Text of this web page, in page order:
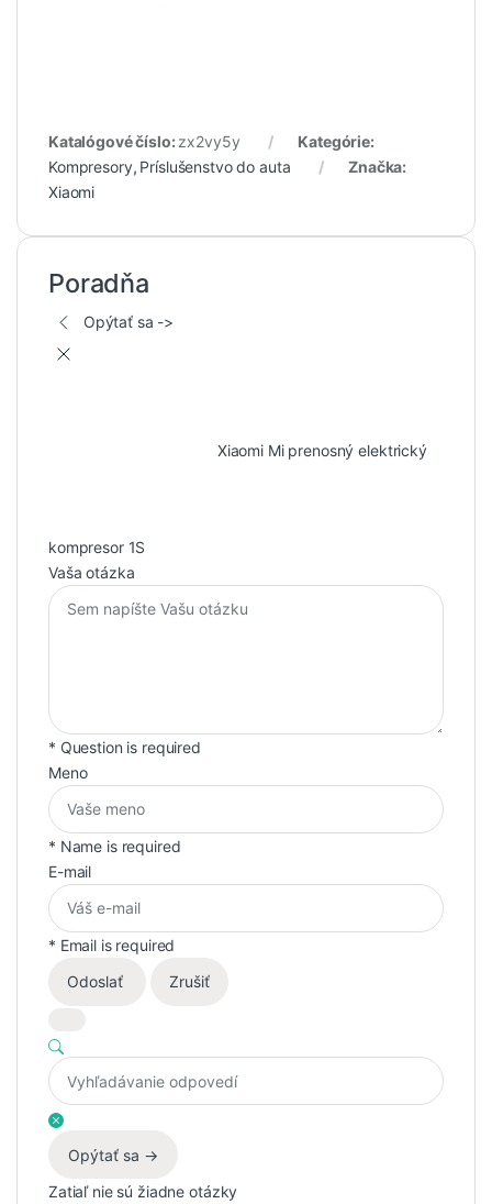
Katalógové číslo: zx2vy5y
Kategórie:
Kompresory, Príslušenstvo do auta
Značka:
Xiaomi
Poradňa
Opýtať sa ->
Xiaomi Mi prenosný elektrický
kompresor 1S
Vaša otázka
* Question is required
Meno
* Name is required
E-mail
* Email is required
Odoslať
Zrušiť
Opýtať sa ->
Zatiaľ nie sú žiadne otázky